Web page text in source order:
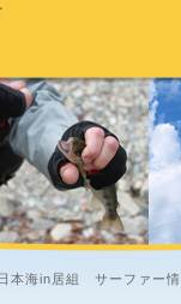
本海in居組 サーファー情